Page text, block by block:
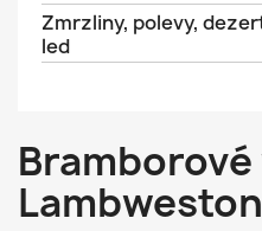
Zmrzliny, polevy,
led
Lambweston